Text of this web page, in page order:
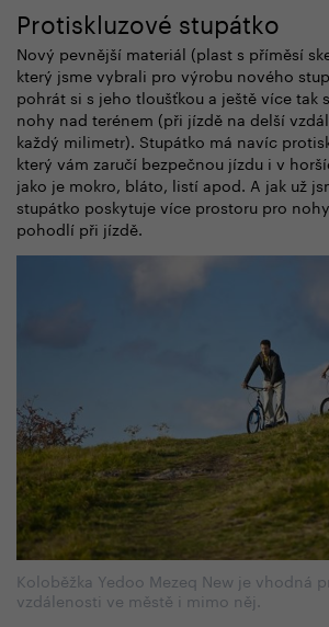
Protiskluzové stupátko
Nový pevnější materiál (plast s příměsí
který jsme vybrali pro výrobu nového
pohrát si s jeho tloušťkou a ještě více tak
nohy nad terénem (při jízdě na delší
každý milimetr). Stupátko má navíc
který vám zaručí bezpečnou jízdu i v
jako je mokro, bláto, listí apod. A jak už
stupátko poskytuje více prostoru pro
pohodlí při jízdě.
Koloběžka Yedoo Mezeq New je vhodná
vzdálenosti ve městě i mimo něj.